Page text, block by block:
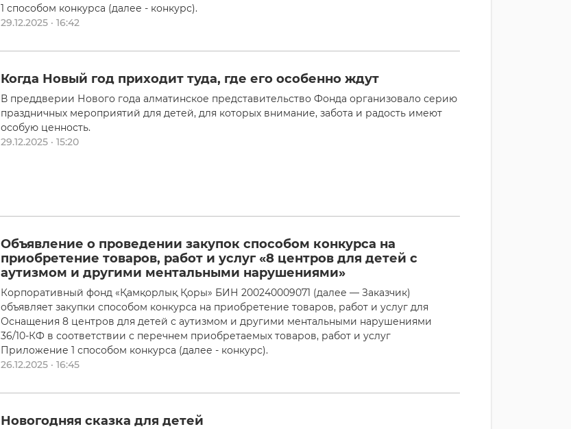
1 способом конкурса (далее - конкурс).
29.12.2025 · 16:42
Когда Новый год приходит туда, где его особенно ждут
В преддверии Нового года алматинское представительство Фонда организовало серию
праздничных мероприятий для детей, для которых внимание, забота и радость имеют
особую ценность.
29.12.2025 · 15:20
Объявление о проведении закупок способом конкурса на
приобретение товаров, работ и услуг «8 центров для детей с
аутизмом и другими ментальными нарушениями»
Корпоративный фонд «Қамқорлық Қоры» БИН 200240009071 (далее — Заказчик)
объявляет закупки способом конкурса на приобретение товаров, работ и услуг для
Оснащения 8 центров для детей с аутизмом и другими ментальными нарушениями
36/10-КФ в соответствии с перечнем приобретаемых товаров, работ и услуг
Приложение 1 способом конкурса (далее - конкурс).
26.12.2025 · 16:45
Новогодняя сказка для детей